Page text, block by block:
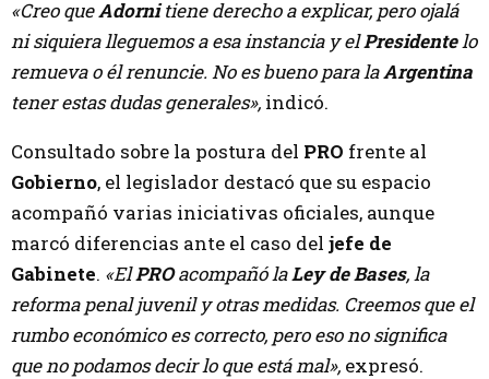
«Creo queAdornitiene derecho a explicar, pero ojalá
ni siquiera lleguemos a esa instancia y elPresidentelo
remueva o él renuncie. No es bueno para laArgentina
tener estas dudas generales», indicó.
Consultado sobre la postura del PRO frente al
Gobierno, el legislador destacó que su espacio
acompañó varias iniciativas oficiales, aunque
marcó diferencias ante el caso del jefe de
Gabinete. «ElPROacompañó laLey de Bases, la
reforma penal juvenil y otras medidas. Creemos que el
rumbo económico es correcto, pero eso no significa
que no podamos decir lo que está mal», expresó.